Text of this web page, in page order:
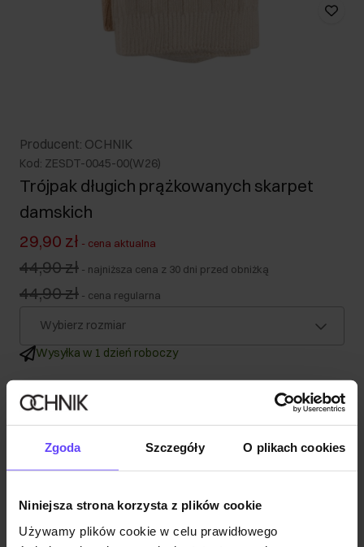
Zgoda Szczegóły O plikach cookies
Niniejsza strona korzysta z plików cookie
Używamy plików cookie w celu prawidłowego
Producent: OCHNIK
Kod: ZESDT-0045-00(W26)
Trójpak długich prążkowanych skarpet
damskich
29,90 zł - cena aktualna
44,90 zł - najniższa cena z 30 dni przed obniżką
44,90 zł - cena regularna
Wybierz rozmiar
Wysyłka w 1 dzień roboczy
Opis produktu
Szczegóły